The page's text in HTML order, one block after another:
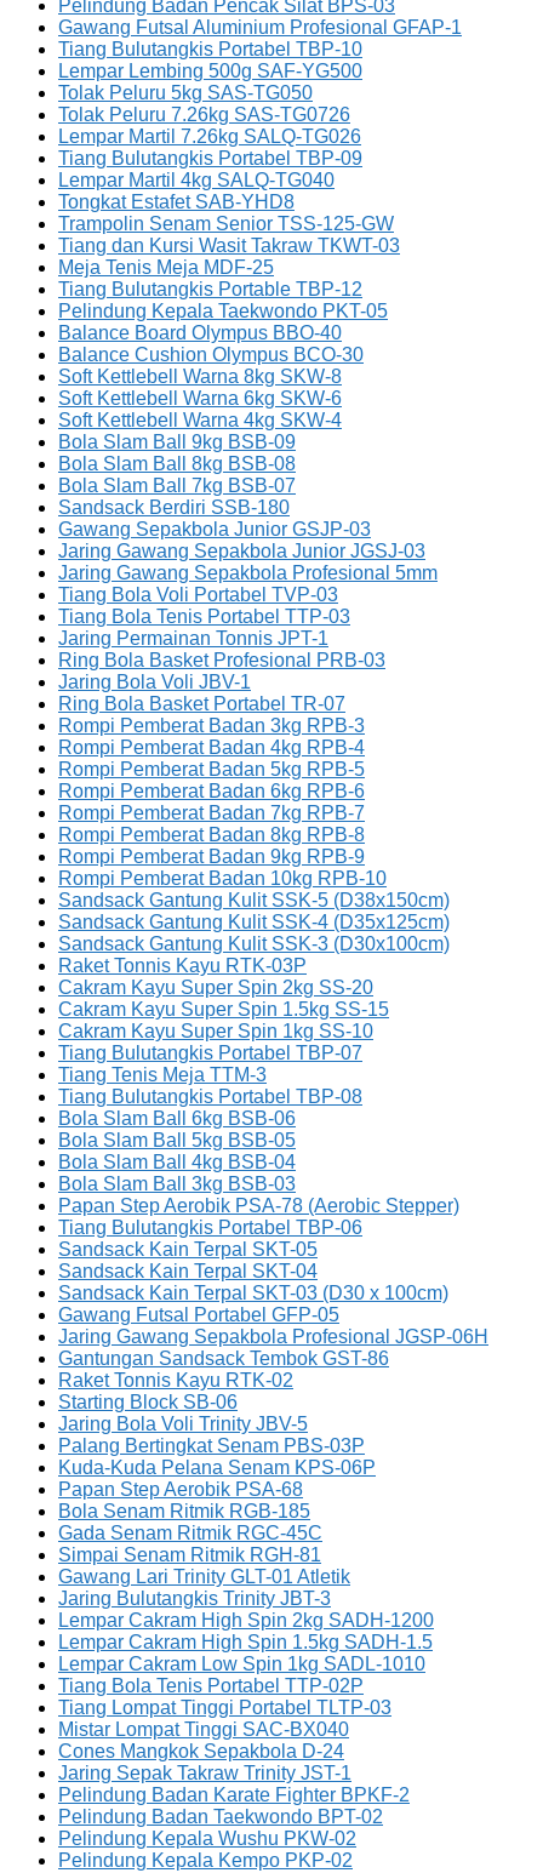
Pelindung Badan Pencak Silat BPS-03
Gawang Futsal Aluminium Profesional GFAP-1
Tiang Bulutangkis Portabel TBP-10
Lempar Lembing 500g SAF-YG500
Tolak Peluru 5kg SAS-TG050
Tolak Peluru 7.26kg SAS-TG0726
Lempar Martil 7.26kg SALQ-TG026
Tiang Bulutangkis Portabel TBP-09
Lempar Martil 4kg SALQ-TG040
Tongkat Estafet SAB-YHD8
Trampolin Senam Senior TSS-125-GW
Tiang dan Kursi Wasit Takraw TKWT-03
Meja Tenis Meja MDF-25
Tiang Bulutangkis Portable TBP-12
Pelindung Kepala Taekwondo PKT-05
Balance Board Olympus BBO-40
Balance Cushion Olympus BCO-30
Soft Kettlebell Warna 8kg SKW-8
Soft Kettlebell Warna 6kg SKW-6
Soft Kettlebell Warna 4kg SKW-4
Bola Slam Ball 9kg BSB-09
Bola Slam Ball 8kg BSB-08
Bola Slam Ball 7kg BSB-07
Sandsack Berdiri SSB-180
Gawang Sepakbola Junior GSJP-03
Jaring Gawang Sepakbola Junior JGSJ-03
Jaring Gawang Sepakbola Profesional 5mm
Tiang Bola Voli Portabel TVP-03
Tiang Bola Tenis Portabel TTP-03
Jaring Permainan Tonnis JPT-1
Ring Bola Basket Profesional PRB-03
Jaring Bola Voli JBV-1
Ring Bola Basket Portabel TR-07
Rompi Pemberat Badan 3kg RPB-3
Rompi Pemberat Badan 4kg RPB-4
Rompi Pemberat Badan 5kg RPB-5
Rompi Pemberat Badan 6kg RPB-6
Rompi Pemberat Badan 7kg RPB-7
Rompi Pemberat Badan 8kg RPB-8
Rompi Pemberat Badan 9kg RPB-9
Rompi Pemberat Badan 10kg RPB-10
Sandsack Gantung Kulit SSK-5 (D38x150cm)
Sandsack Gantung Kulit SSK-4 (D35x125cm)
Sandsack Gantung Kulit SSK-3 (D30x100cm)
Raket Tonnis Kayu RTK-03P
Cakram Kayu Super Spin 2kg SS-20
Cakram Kayu Super Spin 1.5kg SS-15
Cakram Kayu Super Spin 1kg SS-10
Tiang Bulutangkis Portabel TBP-07
Tiang Tenis Meja TTM-3
Tiang Bulutangkis Portabel TBP-08
Bola Slam Ball 6kg BSB-06
Bola Slam Ball 5kg BSB-05
Bola Slam Ball 4kg BSB-04
Bola Slam Ball 3kg BSB-03
Papan Step Aerobik PSA-78 (Aerobic Stepper)
Tiang Bulutangkis Portabel TBP-06
Sandsack Kain Terpal SKT-05
Sandsack Kain Terpal SKT-04
Sandsack Kain Terpal SKT-03 (D30 x 100cm)
Gawang Futsal Portabel GFP-05
Jaring Gawang Sepakbola Profesional JGSP-06H
Gantungan Sandsack Tembok GST-86
Raket Tonnis Kayu RTK-02
Starting Block SB-06
Jaring Bola Voli Trinity JBV-5
Palang Bertingkat Senam PBS-03P
Kuda-Kuda Pelana Senam KPS-06P
Papan Step Aerobik PSA-68
Bola Senam Ritmik RGB-185
Gada Senam Ritmik RGC-45C
Simpai Senam Ritmik RGH-81
Gawang Lari Trinity GLT-01 Atletik
Jaring Bulutangkis Trinity JBT-3
Lempar Cakram High Spin 2kg SADH-1200
Lempar Cakram High Spin 1.5kg SADH-1.5
Lempar Cakram Low Spin 1kg SADL-1010
Tiang Bola Tenis Portabel TTP-02P
Tiang Lompat Tinggi Portabel TLTP-03
Mistar Lompat Tinggi SAC-BX040
Cones Mangkok Sepakbola D-24
Jaring Sepak Takraw Trinity JST-1
Pelindung Badan Karate Fighter BPKF-2
Pelindung Badan Taekwondo BPT-02
Pelindung Kepala Wushu PKW-02
Pelindung Kepala Kempo PKP-02